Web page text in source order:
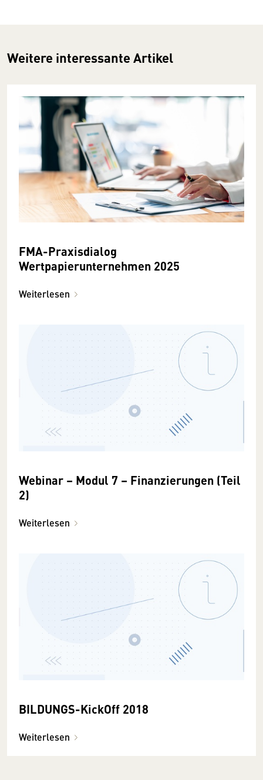
Weitere interessante Artikel
FMA-Praxisdialog
Wertpapierunternehmen 2025
Weiterlesen
Webinar – Modul 7 – Finanzierungen (Teil
2)
Weiterlesen
BILDUNGS-KickOff 2018
Weiterlesen